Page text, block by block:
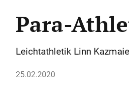
Para-
Leichtathletik Linn
25.02.2020